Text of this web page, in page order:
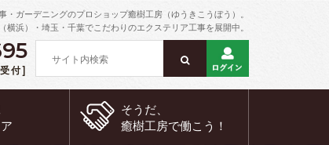
・ガーデニングのプロショップ癒樹工房（ゆうきこうぼう）。
横浜）・埼玉・千葉でこだわりのエクステリア工事を展開中。
付]
そうだ、
癒樹工房で働こう！